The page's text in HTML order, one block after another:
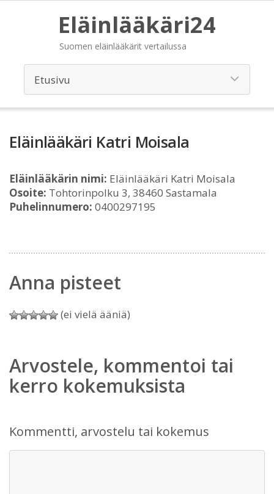
Eläinlääkäri24
Suomen eläinlääkärit vertailussa
Eläinlääkäri Katri Moisala
Eläinlääkärin nimi: Eläinlääkäri Katri Moisala
Osoite: Tohtorinpolku 3, 38460 Sastamala
Puhelinnumero: 0400297195
Anna pisteet
(ei vielä ääniä)
Arvostele, kommentoi tai
kerro kokemuksista
Kommentti, arvostelu tai kokemus